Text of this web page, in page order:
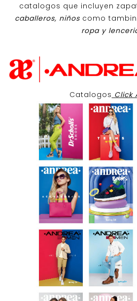
catalogos que incluyen
caballeros, niños como
ropa y
Catalogos Click